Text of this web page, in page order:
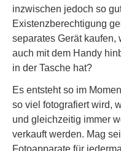
inzwischen jedoch so
Existenzberechtigung
separates Gerät
auch mit dem Handy
in der Tasche hat?
Es entsteht so im
so viel fotografiert wird,
und gleichzeitig immer
verkauft werden. Mag
Fotoapparate für